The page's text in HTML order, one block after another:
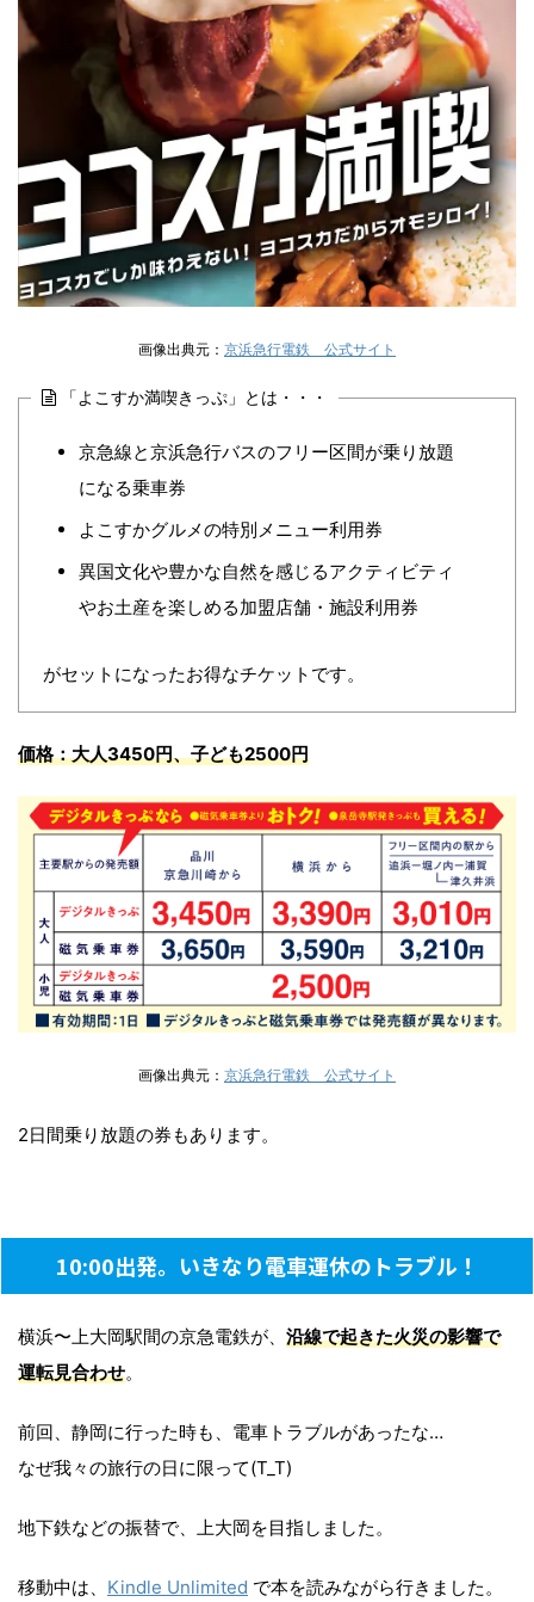
画像出典元： 京浜急行電鉄 公式サイト
「よこすか満喫きっぷ」とは・・・
京急線と京浜急行バスのフリー区間が乗り放題
になる乗車券
よこすかグルメの特別メニュー利用券
異国文化や豊かな自然を感じるアクティビティ
やお土産を楽しめる加盟店舗・施設利用券
がセットになったお得なチケットです。
価格：大人3450円、子ども2500円
画像出典元： 京浜急行電鉄 公式サイト
2日間乗り放題の券もあります。
10:00出発。いきなり電車運休のトラブル！
横浜〜上大岡駅間の京急電鉄が、 沿線で起きた火災の影響で
運転見合わせ。
前回、静岡に行った時も、電車トラブルがあったな…
なぜ我々の旅行の日に限って(T_T)
地下鉄などの振替で、上大岡を目指しました。
移動中は、 Kindle Unlimited で本を読みながら行きました。